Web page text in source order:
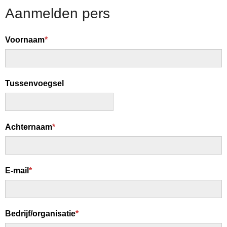
Skip
Jump
main
content
Aanmelden pers
Voornaam*
Tussenvoegsel
Achternaam*
E-mail *
Bedrijf/organisatie*